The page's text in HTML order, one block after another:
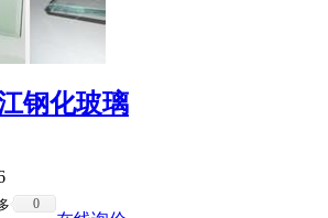
钢化玻璃
0